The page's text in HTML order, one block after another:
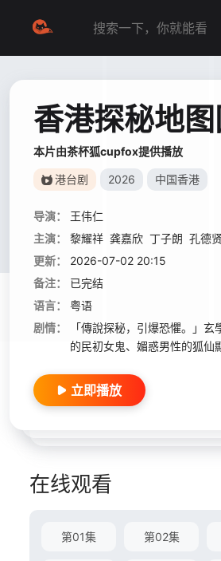
香港探秘地
本片由茶杯狐cupfox提供播放
港台剧 2026 中国香港
导演：
王伟仁
主演：
黎耀祥 龚嘉欣 丁子朗 孔德贤
更新：
2026-07-02 20:15
备注：
已完结
语言：
粤语
剧情：
「傳說探秘，引爆恐懼。」
的民初女鬼、媚惑男性的狐
立即播放
在线观看
第01集 第02集